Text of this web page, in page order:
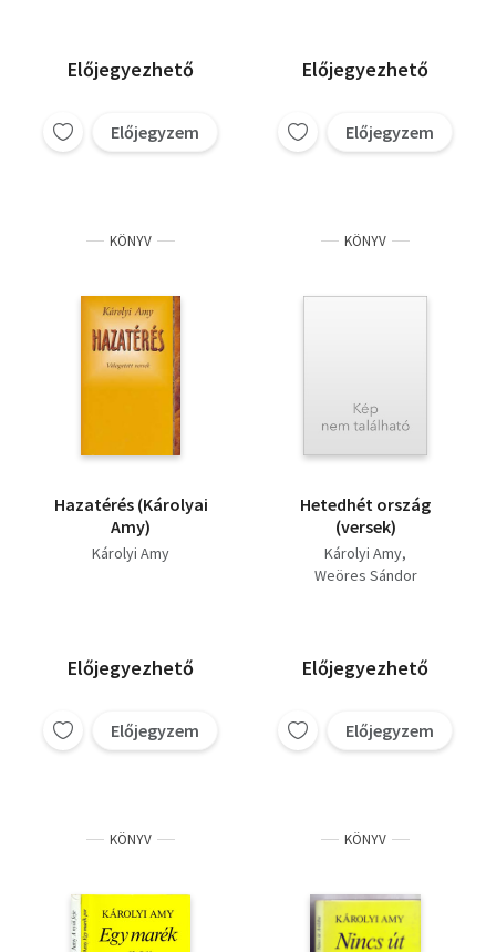
Előjegyezhető
Előjegyzem
Előjegyezhető
Előjegyzem
KÖNYV
Hazatérés (Károlyai
Amy)
Károlyi Amy
Előjegyezhető
Előjegyzem
KÖNYV
Hetedhét ország
(versek)
Károlyi Amy
Weöres Sándor
Előjegyezhető
Előjegyzem
KÖNYV KÖNYV